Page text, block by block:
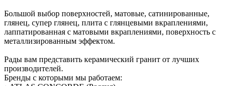
Большой выбор поверхностей, матовые, сатинированные,
глянец, супер глянец, плита с глянцевыми вкраплениями,
лаппатированная с матовыми вкраплениями, поверхность с
металлизированным эффектом.
Рады вам представить керамический гранит от лучших
производителей.
Бренды с которыми мы работаем: